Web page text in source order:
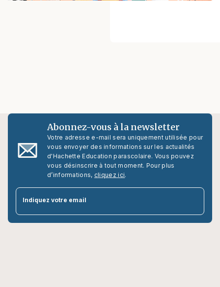
Abonnez-vous à la newsletter
Votre adresse e-mail sera uniquement utilisée pour
vous envoyer des informations sur les actualités
d'Hachette Education parascolaire. Vous pouvez
vous désinscrire à tout moment. Pour plus
d’informations, cliquez ici.
Indiquez votre email